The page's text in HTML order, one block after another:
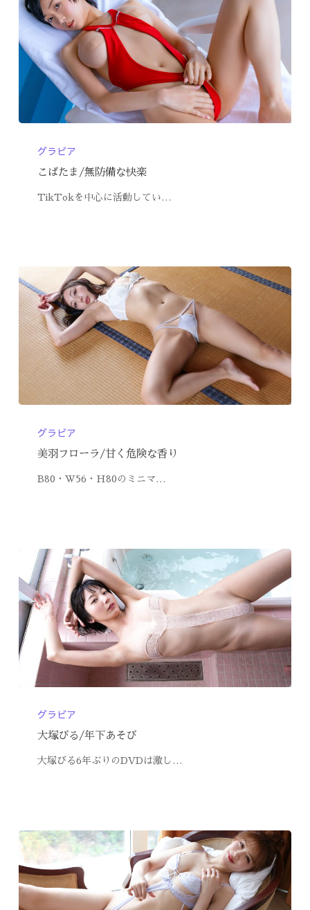
グラビア
こばたま/無防備な快楽
TikTokを中心に活動してい…
グラビア
美羽フローラ/甘く危険な香り
B80・W56・H80のミニマ…
グラビア
大塚びる/年下あそび
大塚びる6年ぶりのDVDは激し…